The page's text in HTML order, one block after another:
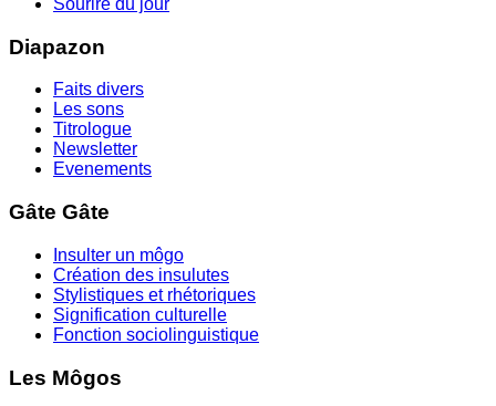
Sourire du jour
Diapazon
Faits divers
Les sons
Titrologue
Newsletter
Evenements
Gâte Gâte
Insulter un môgo
Création des insulutes
Stylistiques et rhétoriques
Signification culturelle
Fonction sociolinguistique
Les Môgos